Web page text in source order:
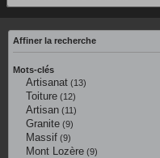
Affiner la recherche
Mots-clés
Artisanat (13)
Toiture (12)
Artisan (11)
Granite (9)
Massif (9)
Mont Lozère (9)